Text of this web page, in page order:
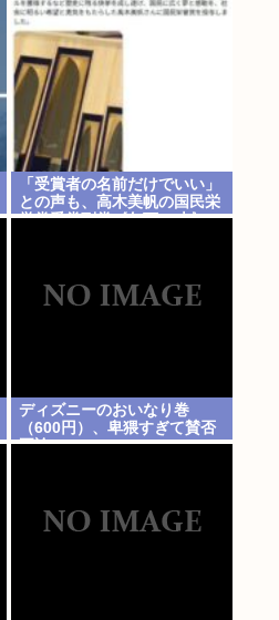
「受賞者の名前だけでいい」
との声も、高木美帆の国民栄
誉賞受賞副賞《包丁10本》
ディズニーのおいなり巻
（600円）、卑猥すぎて賛否
両論www